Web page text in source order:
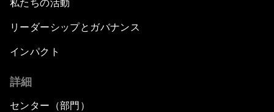
私たちの活動
リーダーシップとガバナンス
インパクト
詳細
センター（部門）